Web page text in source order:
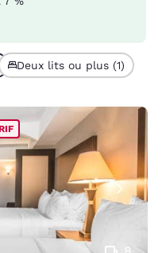
Deux lits ou plus (1)